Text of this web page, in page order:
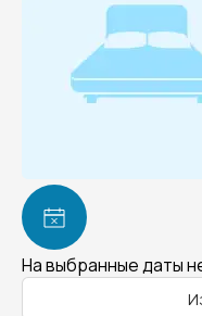
На выбранные даты